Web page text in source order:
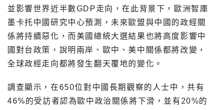
並影響世界近半數GDP走向，在此背景下，歐洲智庫
墨卡托中國研究中心預測，未來歐盟與中國的政經關
係將持續惡化，而美國總統大選結果也將高度影響中
國對台政策，說明兩岸、歐中、美中關係都將改變，
全球政經走向都將發生翻天覆地的變化。
調查顯示，在650位對中國長期觀察的人士中，共有
46%的受訪者認為歐中政治關係將下滑，並有20%的